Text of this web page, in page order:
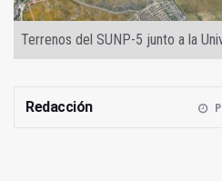
Terrenos del SUNP-5 junto a la
Redacción